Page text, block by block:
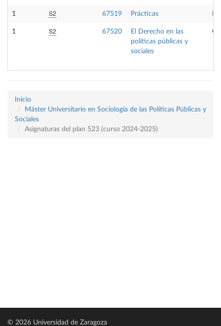
1 S2 67519 Prácticas
1 S2 67520
El Derecho en las
políticas públicas y
sociales
Inicio
Máster Universitario en Sociología de las Políticas Públicas y
Sociales
Asignaturas del plan 523 (curso 2024-2025)
© 2026 Universidad de Zaragoza